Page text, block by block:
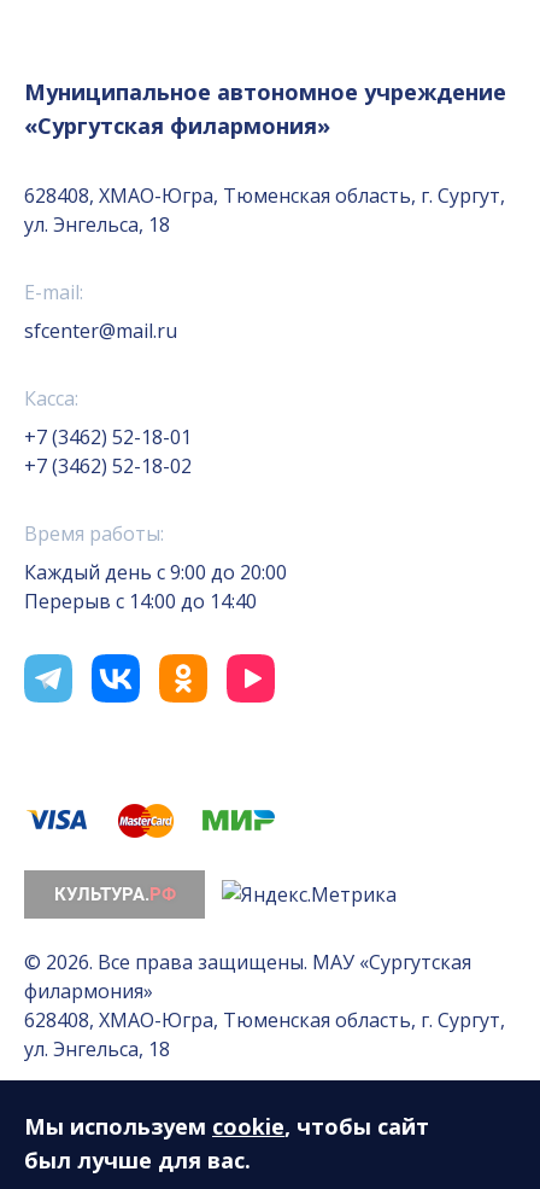
Муниципальное автономное учреждение
«Сургутская филармония»
628408, ХМАО-Югра, Тюменская область, г. Сургут,
ул. Энгельса, 18
E-mail:
sfcenter@mail.ru
Касса:
+7 (3462) 52-18-01
+7 (3462) 52-18-02
Время работы:
Каждый день с 9:00 до 20:00
Перерыв с 14:00 до 14:40
© 2026. Все права защищены. МАУ «Сургутская
филармония»
628408, ХМАО-Югра, Тюменская область, г. Сургут,
ул. Энгельса, 18
Разработка сайта — Интернет-лаборатория
«Делиссимо»
Мы используем cookie, чтобы сайт
был лучше для вас.